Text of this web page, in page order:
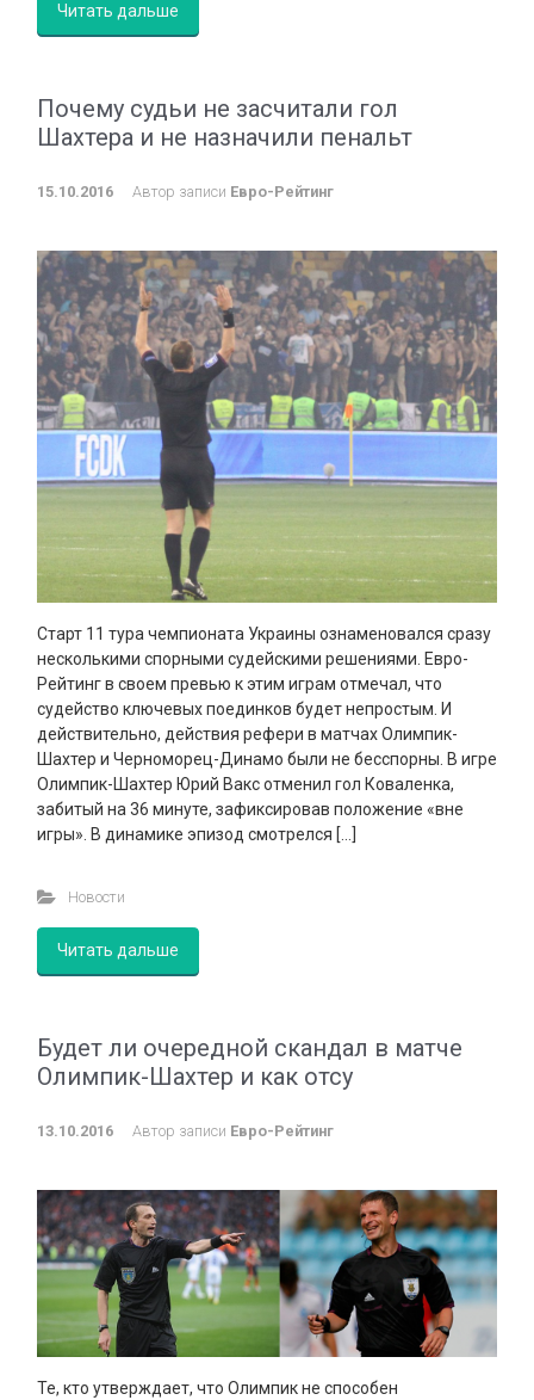
Читать дальше
Почему судьи не засчитали гол
Шахтера и не назначили пенальт
15.10.2016 Автор записи Евро-Рейтинг
Старт 11 тура чемпионата Украины ознаменовался сразу
несколькими спорными судейскими решениями. Евро-
Рейтинг в своем превью к этим играм отмечал, что
судейство ключевых поединков будет непростым. И
действительно, действия рефери в матчах Олимпик-
Шахтер и Черноморец-Динамо были не бесспорны. В игре
Олимпик-Шахтер Юрий Вакс отменил гол Коваленка,
забитый на 36 минуте, зафиксировав положение «вне
игры». В динамике эпизод смотрелся […]
Новости
Читать дальше
Будет ли очередной скандал в матче
Олимпик-Шахтер и как отсу
13.10.2016 Автор записи Евро-Рейтинг
Те, кто утверждает, что Олимпик не способен